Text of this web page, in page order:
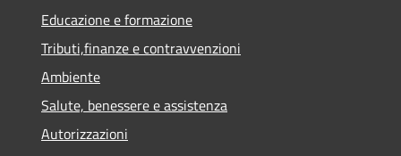
Educazione e formazione
Tributi,finanze e contravvenzioni
Ambiente
Salute, benessere e assistenza
Autorizzazioni